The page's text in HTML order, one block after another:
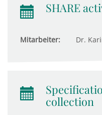
SHARE
Mitarbeiter: Dr.
collection